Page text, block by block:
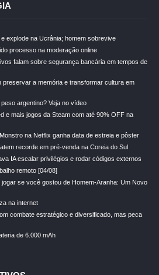
explode na Ucrânia; homem sobrevive
processo na moderação online
falam sobre segurança bancária em tempos de
preservar a memória e transformar cultura em
argentino? Veja no vídeo
e mais jogos da Steam com até 90% OFF na
na Netflix ganha data de estreia e pôster
recorde em pré-venda na Coreia do Sul
IA escalar privilégios e rodar códigos externos
remoto [04/08]
se você gostou de Homem-Aranha: Um Novo
na internet
combate estratégico e diversificado, mas peca
de 6.000 mAh